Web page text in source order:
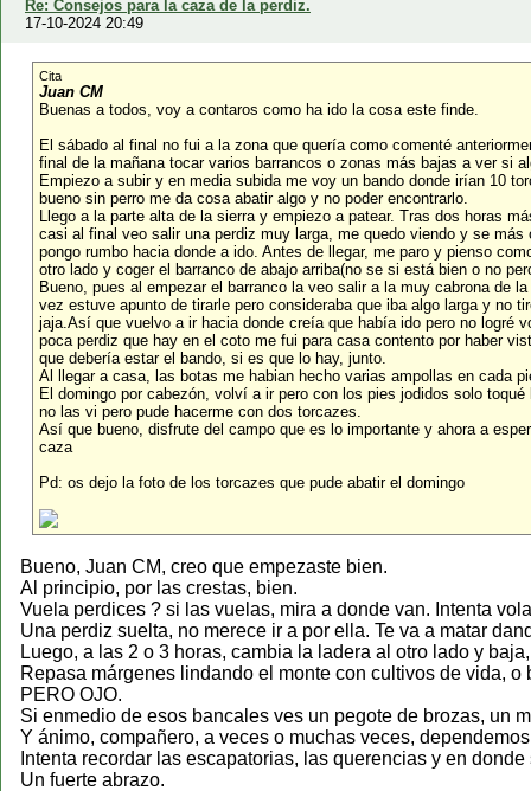
Re: Consejos para la caza de la perdiz.
17-10-2024 20:49
Cita
Juan CM
Buenas a todos, voy a contaros como ha ido la cosa este finde.
El sábado al final no fui a la zona que quería como comenté
final de la mañana tocar varios barrancos o zonas más bajas a ver si
Empiezo a subir y en media subida me voy un bando donde irían 10
bueno sin perro me da cosa abatir algo y no poder encontrarlo.
Llego a la parte alta de la sierra y empiezo a patear. Tras dos horas
casi al final veo salir una perdiz muy larga, me quedo viendo y se
pongo rumbo hacia donde a ido. Antes de llegar, me paro y pienso
otro lado y coger el barranco de abajo arriba(no se si está bien o no
Bueno, pues al empezar el barranco la veo salir a la muy cabrona de
vez estuve apunto de tirarle pero consideraba que iba algo larga y no
jaja.Así que vuelvo a ir hacia donde creía que había ido pero no logré
poca perdiz que hay en el coto me fui para casa contento por haber
que debería estar el bando, si es que lo hay, junto.
Al llegar a casa, las botas me habian hecho varias ampollas en cada
El domingo por cabezón, volví a ir pero con los pies jodidos solo
no las vi pero pude hacerme con dos torcazes.
Así que bueno, disfrute del campo que es lo importante y ahora a
caza
Pd: os dejo la foto de los torcazes que pude abatir el domingo
Bueno, Juan CM, creo que empezaste bien.
Al principio, por las crestas, bien.
Vuela perdices ? si las vuelas, mira a donde van. Intenta
Una perdiz suelta, no merece ir a por ella. Te va a matar
Luego, a las 2 o 3 horas, cambia la ladera al otro lado y
Repasa márgenes lindando el monte con cultivos de vida,
PERO OJO.
Si enmedio de esos bancales ves un pegote de brozas, un
Y ánimo, compañero, a veces o muchas veces,
Intenta recordar las escapatorias, las querencias y en
Un fuerte abrazo.